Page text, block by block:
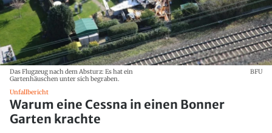
Das Flugzeug nach dem Absturz: Es hat ein
Gartenhäuschen unter sich begraben.
BFU
Unfallbericht
Warum eine Cessna in einen Bonner
Garten krachte